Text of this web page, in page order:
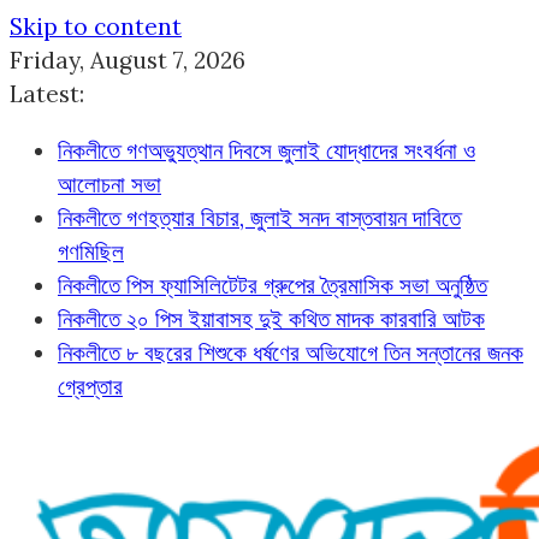
Skip to content
Friday, August 7, 2026
Latest:
নিকলীতে গণঅভ্যুত্থান দিবসে জুলাই যোদ্ধাদের সংবর্ধনা ও
আলোচনা সভা
নিকলীতে গণহত্যার বিচার, জুলাই সনদ বাস্তবায়ন দাবিতে
গণমিছিল
নিকলীতে পিস ফ্যাসিলিটেটর গ্রুপের ত্রৈমাসিক সভা অনুষ্ঠিত
নিকলীতে ২০ পিস ইয়াবাসহ দুই কথিত মাদক কারবারি আটক
নিকলীতে ৮ বছরের শিশুকে ধর্ষণের অভিযোগে তিন সন্তানের জনক
গ্রেপ্তার